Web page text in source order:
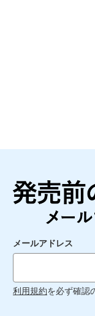
メールアドレス
利用規約を必ず確認